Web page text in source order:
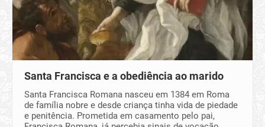
Santa Francisca e a obediência ao marido
Santa Francisca Romana nasceu em 1384 em Roma
de família nobre e desde criança tinha vida de piedade
e penitência. Prometida em casamento pelo pai,